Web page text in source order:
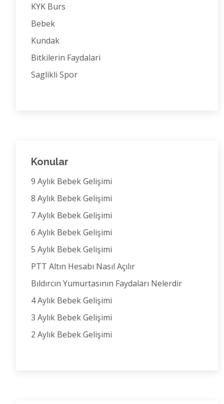
KYK Burs
Bebek
Kundak
Bitkilerin Faydalari
Saglikli Spor
Konular
9 Aylık Bebek Gelişimi
8 Aylık Bebek Gelişimi
7 Aylık Bebek Gelişimi
6 Aylık Bebek Gelişimi
5 Aylık Bebek Gelişimi
PTT Altın Hesabı Nasıl Açılır
Bıldırcın Yumurtasının Faydaları Nelerdir
4 Aylık Bebek Gelişimi
3 Aylık Bebek Gelişimi
2 Aylık Bebek Gelişimi